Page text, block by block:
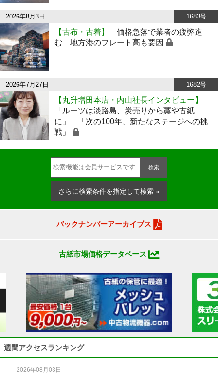
2026年8月3日 1683号
【古布・古着】
価格急落で業者の疲弊進
む 地方港のフレート高も要因
2026年7月27日 1682号
【丸升増田本店・内山社長インタビュー】
「ルーツは淡路島、炭売りから藁や古紙
に」 「次の100年、新たなステージへの挑
戦」
検索
さらに検索条件を指定して検索 »
バックナンバーアーカイブス
古紙市場価格データベース
週間アクセスランキング
2026年08月03日